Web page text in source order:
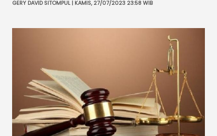
GERY DAVID SITOMPUL | KAMIS, 27/07/2023 23:58 WIB